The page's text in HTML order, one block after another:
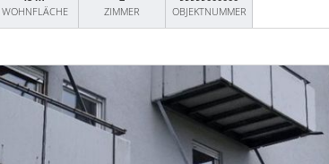
WOHNFLÄCHE
ZIMMER
OBJEKTNUMMER